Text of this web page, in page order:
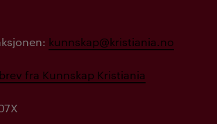
kunnskap@kristiania.no
fra Kunnskap Kristiania